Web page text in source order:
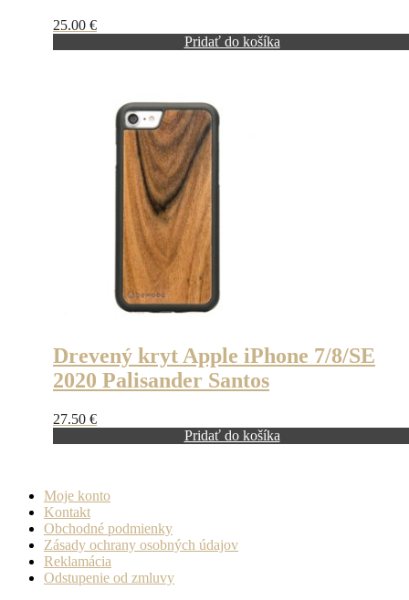
25.00 €
Pridať do košíka
Drevený kryt Apple iPhone 7/8/SE
2020 Palisander Santos
27.50 €
Pridať do košíka
Moje konto
Kontakt
Obchodné podmienky
Zásady ochrany osobných údajov
Reklamácia
Odstupenie od zmluvy